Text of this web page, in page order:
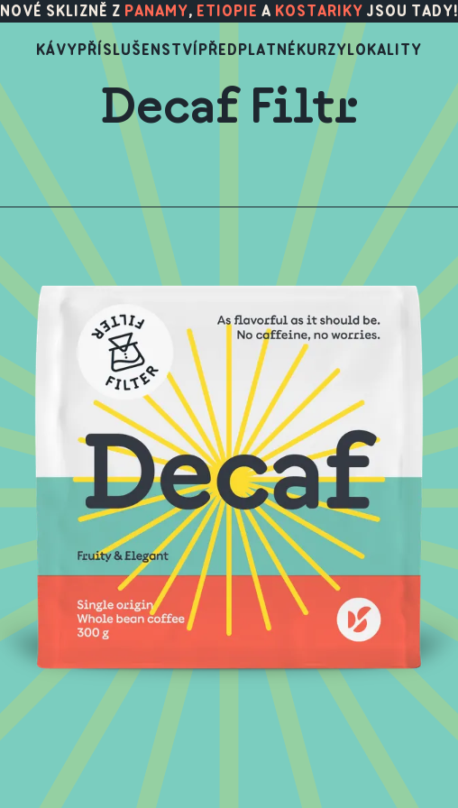
NOVÉ SKLIZNĚ Z PANAMY, ETIOPIE A KOSTARIKY JSOU TADY!
KÁVYPŘÍSLUŠENSTVÍPŘEDPLATNÉKURZYLOKALITY
Decaf Filtr